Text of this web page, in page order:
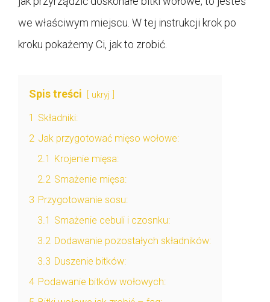
we właściwym miejscu. W tej instrukcji krok po
kroku pokażemy Ci, jak to zrobić.
Spis treści ukryj
1 Składniki:
2 Jak przygotować mięso wołowe:
2.1 Krojenie mięsa:
2.2 Smażenie mięsa:
3 Przygotowanie sosu:
3.1 Smażenie cebuli i czosnku:
3.2 Dodawanie pozostałych składników:
3.3 Duszenie bitków:
4 Podawanie bitków wołowych: